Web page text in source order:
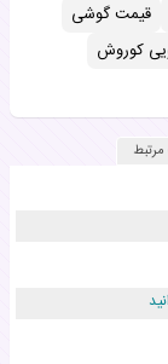
قیمت گوشی
کوروش